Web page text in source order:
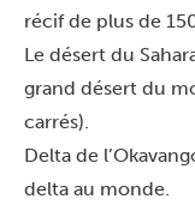
récif de plus de
Le désert du
grand désert du
carrés).
Delta de
delta au monde.